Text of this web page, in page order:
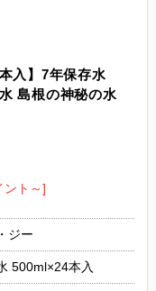
入】7年保存水
島根の神秘の水
ント～]
ジー
500ml×24本入